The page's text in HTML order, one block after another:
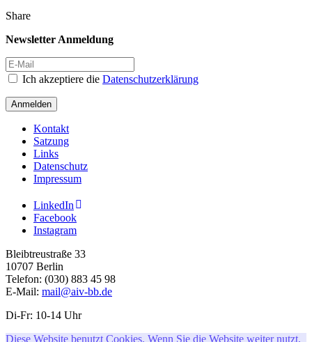
Share
Newsletter Anmeldung
Ich akzeptiere die Datenschutzerklärung
Anmelden
Kontakt
Satzung
Links
Datenschutz
Impressum
LinkedIn
Facebook
Instagram
Bleibtreustraße 33
10707 Berlin
Telefon: (030) 883 45 98
E-Mail: mail@aiv-bb.de
Di-Fr: 10-14 Uhr
Diese Website benutzt Cookies. Wenn Sie die Website weiter nutzt,